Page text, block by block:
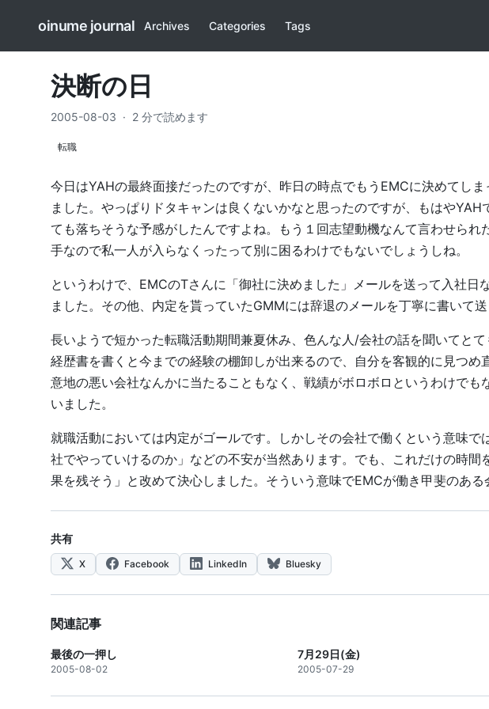
oinume journal Archives Categories Tags
決断の日
2005-08-03 · 2 分で読めます
転職
今日はYAHの最終面接だったのですが、昨日の時点でもうEMCに決めてし
ました。やっぱりドタキャンは良くないかなと思ったのですが、もはや
ても落ちそうな予感がしたんですよね。もう１回志望動機なんて言わせら
手なので私一人が入らなくったって別に困るわけでもないでしょうしね。
というわけで、EMCのTさんに「御社に決めました」メールを送って入社日
ました。その他、内定を貰っていたGMMには辞退のメールを丁寧に書いて
長いようで短かった転職活動期間兼夏休み、色んな人/会社の話を聞いてと
経歴書を書くと今までの経験の棚卸しが出来るので、自分を客観的に見つ
意地の悪い会社なんかに当たることもなく、戦績がボロボロというわけで
いました。
就職活動においては内定がゴールです。しかしその会社で働くという意味
社でやっていけるのか」などの不安が当然あります。でも、これだけの時
果を残そう」と改めて決心しました。そういう意味でEMCが働き甲斐のある
共有
X Facebook LinkedIn Bluesky
関連記事
最後の一押し
2005-08-02
7月29日(金)
2005-07-29